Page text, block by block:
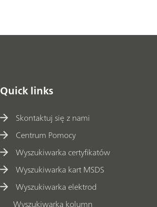
Quick links
Skontaktuj się z nami
Centrum Pomocy
Wyszukiwarka certyfikatów
Wyszukiwarka kart MSDS
Wyszukiwarka elektrod
Wyszukiwarka kolumn